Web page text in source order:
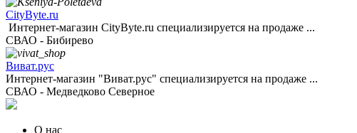
CityByte.ru
Интернет-магазин CityByte.ru специализируется на продаже ...
СВАО - Бибирево
Виват.рус
Интернет-магазин "Виват.рус" специализируется на продаже ...
СВАО - Медведково Северное
О нас